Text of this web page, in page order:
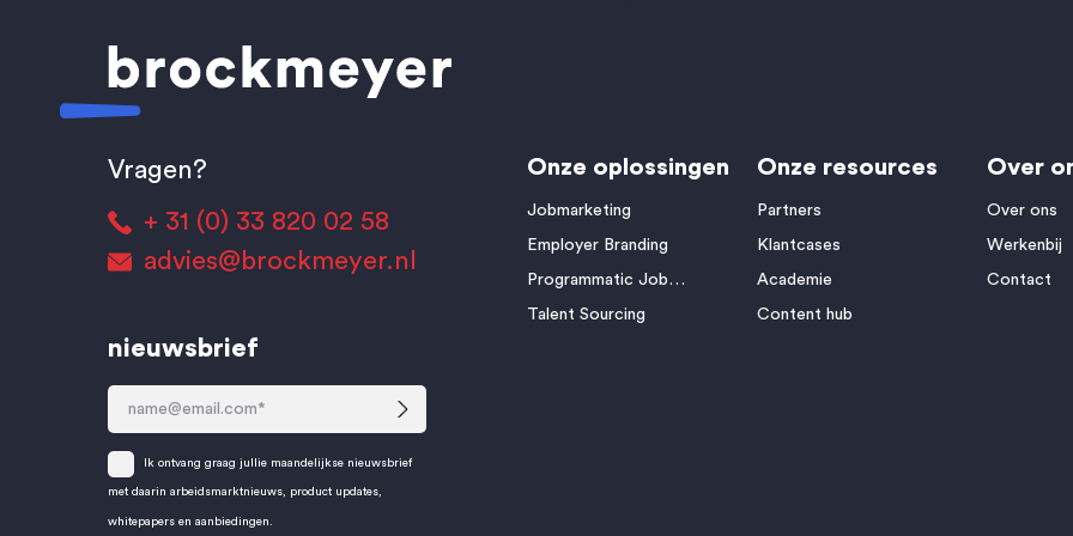
Vragen?
+ 31 (0) 33 820 02 58
advies@brockmeyer.nl
nieuwsbrief
Ik ontvang graag jullie maandelijkse nieuwsbrief
met daarin arbeidsmarktnieuws, product updates,
whitepapers en aanbiedingen.
Onze oplossingen
Jobmarketing
Employer Branding
Programmatic Jobmarketing
Talent Sourcing
Onze resources
Partners
Klantcases
Academie
Content hub
Over
Over ons
Werkenbij
Contact